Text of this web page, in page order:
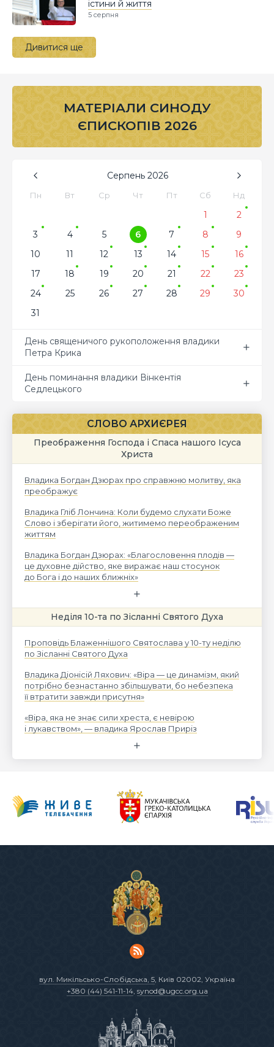
істини й життя
5 серпня
Дивитися ще
МАТЕРІАЛИ СИНОДУ
ЄПИСКОПІВ 2026
Серпень 2026
Пн Вт Ср Чт Пт Сб Нд
1
2
3
4 5 6 7 8
9
10
11 12 13 14 15
16
17
18 19 20 21 22
23
24
25 26 27 28 29
30
31
День священичого рукоположення владики
Петра Крика
День поминання владики Вінкентія
Седлецького
СЛОВО АРХИЄРЕЯ
Преображення Господа і Спаса нашого Ісуса
Христа
Владика Богдан Дзюрах про справжню молитву, яка
преображує
Владика Гліб Лончина: Коли будемо слухати Боже
Слово і зберігати його, житимемо переображеним
життям
Владика Богдан Дзюрах: «Благословення плодів —
це духовне дійство, яке виражає наш стосунок
до Бога і до наших ближніх»
Неділя 10-та по Зісланні Святого Духа
Проповідь Блаженнішого Святослава у 10-ту неділю
по Зісланні Святого Духа
Владика Діонісій Ляхович: «Віра — це динамізм, який
потрібно безнастанно збільшувати, бо небезпека
її втратити завжди присутня»
«Віра, яка не знає сили хреста, є невірою
і лукавством», — владика Ярослав Приріз
вул. Микільсько-Слобідська, 5 , Київ 02002, Україна
+380 (44) 541-11-14, synod@ugcc.org.ua